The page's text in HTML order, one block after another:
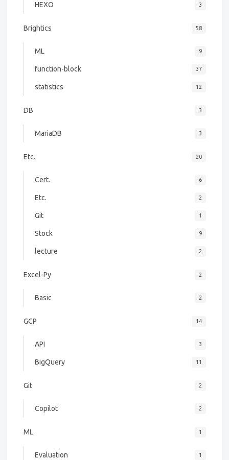
HEXO 3
Brightics 58
ML 9
function-block 37
statistics 12
DB 3
MariaDB 3
Etc. 20
Cert. 6
Etc. 2
Git 1
Stock 9
lecture 2
Excel-Py 2
Basic 2
GCP 14
API 3
BigQuery 11
Git 2
Copilot 2
ML 1
Evaluation 1